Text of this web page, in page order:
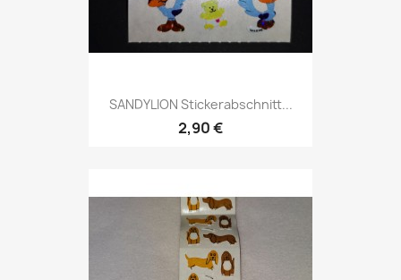
SANDYLION Stickerabschnitt...
2,90 €